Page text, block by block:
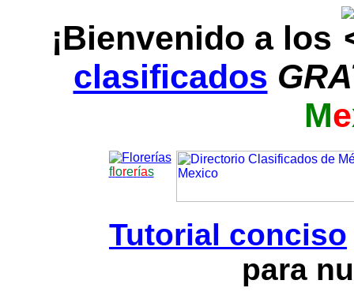
¡Bienvenido a los
clasificados
Me
florerías
Tutorial conciso
para